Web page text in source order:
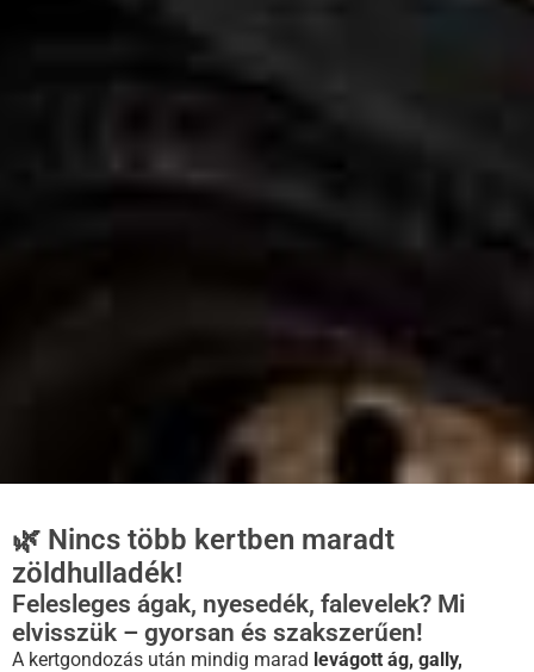
🌿 Nincs több kertben maradt
zöldhulladék!
Felesleges ágak, nyesedék, falevelek? Mi
elvisszük – gyorsan és szakszerűen!
A kertgondozás után mindig marad levágott ág, gally,